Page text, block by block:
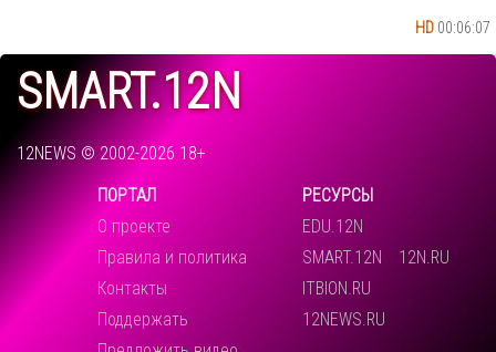
HD 00:06:07
SMART.12N
12NEWS © 2002-2026 18+
ПОРТАЛ
О проекте
Правила и политика
Контакты
Поддержать
РЕСУРСЫ
EDU.12N
SMART.12N
12N.RU
ITBION.RU
12NEWS.RU